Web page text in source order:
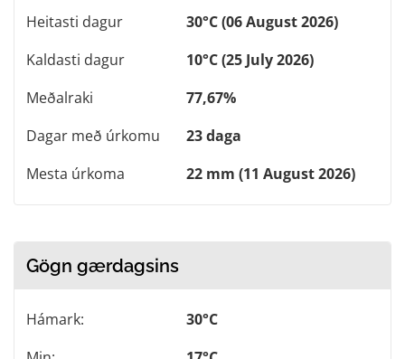
Heitasti dagur
30°C (06 August 2026)
Kaldasti dagur
10°C (25 July 2026)
Meðalraki
77,67%
Dagar með úrkomu
23 daga
Mesta úrkoma
22 mm (11 August 2026)
Gögn gærdagsins
Hámark:
30°C